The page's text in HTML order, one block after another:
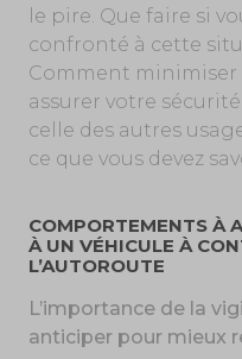
le pire. Que faire si
confronté à cette
Comment minimiser
assurer votre
celle des autres
ce que vous devez
COMPORTEMENTS À
À UN VÉHICULE À
L’AUTOROUTE
L’importance de la
anticiper pour mieux